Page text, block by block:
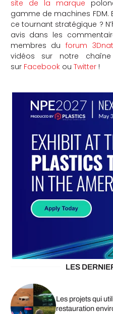
site de la marque
gamme de machines FDM.
ce tournant stratégique ?
avis dans les
membres du forum
vidéos sur notre
sur Facebookou Twitter!
LES
Les projets qui
restauration